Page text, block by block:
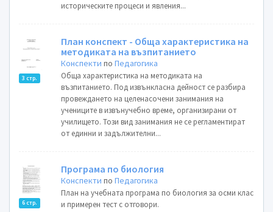
историческите процеси и явления...
3 стр.
План конспект - Обща характеристика на
методиката на възпитанието
Конспекти поПедагогика
Обща характеристика на методиката на
възпитанието. Под извънкласна дейност се разбира
провеждането на целенасочени занимания на
учениците в извънучебно време, организирани от
училището. Този вид занимания не се регламентират
от единни и задължителни...
6 стр.
Програма по биология
Конспекти поПедагогика
План на учебната програма по биология за осми клас
и примерен тест с отговори.